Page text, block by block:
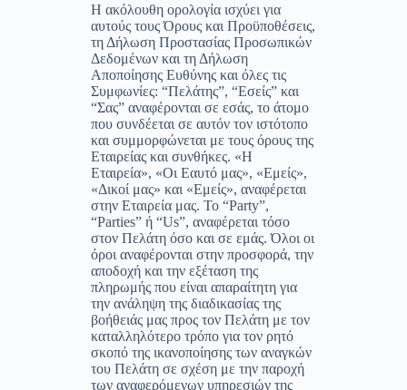
Η ακόλουθη ορολογία ισχύει για
αυτούς τους Όρους και Προϋποθέσεις,
τη Δήλωση Προστασίας Προσωπικών
Δεδομένων και τη Δήλωση
Αποποίησης Ευθύνης και όλες τις
Συμφωνίες: “Πελάτης”, “Εσείς” και
“Σας” αναφέρονται σε εσάς, το άτομο
που συνδέεται σε αυτόν τον ιστότοπο
και συμμορφώνεται με τους όρους της
Εταιρείας και συνθήκες. «Η
Εταιρεία», «Οι Εαυτό μας», «Εμείς»,
«Δικοί μας» και «Εμείς», αναφέρεται
στην Εταιρεία μας. Το “Party”,
“Parties” ή “Us”, αναφέρεται τόσο
στον Πελάτη όσο και σε εμάς. Όλοι οι
όροι αναφέρονται στην προσφορά, την
αποδοχή και την εξέταση της
πληρωμής που είναι απαραίτητη για
την ανάληψη της διαδικασίας της
βοήθειάς μας προς τον Πελάτη με τον
καταλληλότερο τρόπο για τον ρητό
σκοπό της ικανοποίησης των αναγκών
του Πελάτη σε σχέση με την παροχή
των αναφερόμενων υπηρεσιών της